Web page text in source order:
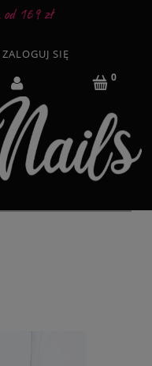
169 zł
ZALOGUJ SIĘ